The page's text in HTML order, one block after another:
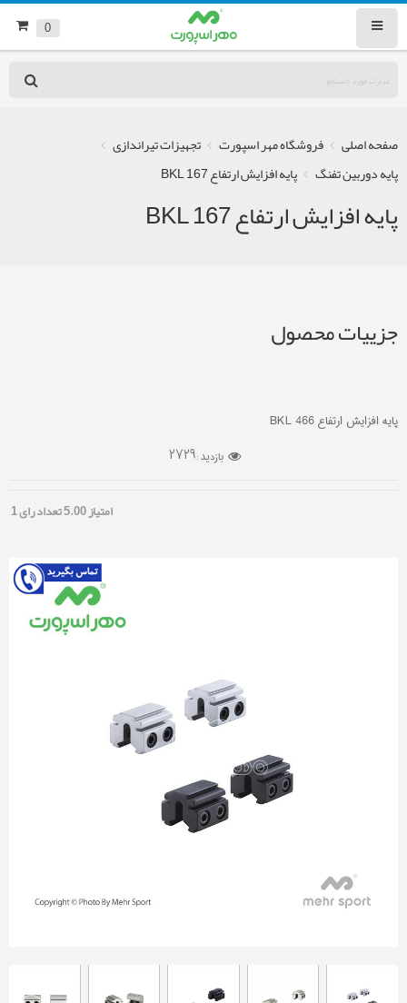
0
صفحه اصلی فروشگاه مهر اسپورت
تجهیزات تیراندازی
پایه دوربین تفنگ
پایه افزایش ارتفاع BKL 167
پایه افزایش ارتفاع BKL 167
جزییات محصول
پایه افزایش ارتفاع BKL 466
بازدید :2729
امتیاز5.00تعداد رای1